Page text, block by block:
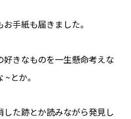
手紙も届きました。
好きなものを一生懸命考えな
とか。
た跡とか読みながら発見し